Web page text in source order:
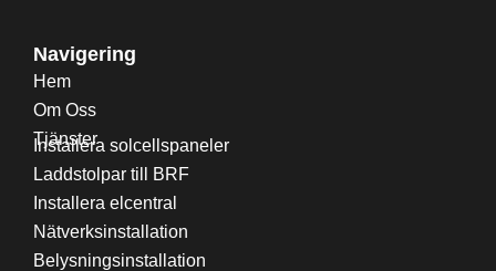
Navigering
Hem
Om Oss
Tjänster
Installera solcellspaneler
Laddstolpar till BRF
Installera elcentral
Nätverksinstallation
Belysningsinstallation